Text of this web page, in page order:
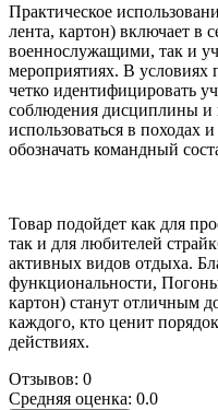
Практическое
лента, картон) включает в
военнослужащими, так и
мероприятиях. В
четко идентифицировать
соблюдения дисциплины и
использоваться в походах
обозначать командный
Товар подойдет как для
так и для любителей
активных видов отдыха.
функциональности,
картон) станут отличным
каждого, кто ценит
действиях.
Отзывов: 0
Средняя оценка: 0.0